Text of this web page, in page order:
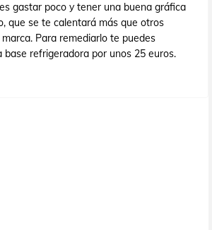
gastar poco y tener una buena gráfica
que se te calentará más que otros
Para remediarlo te puedes
base refrigeradora por unos 25 euros.